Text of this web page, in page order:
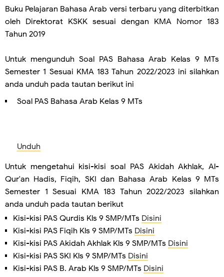
Buku Pelajaran Bahasa Arab versi terbaru yang diterbitkan
oleh Direktorat KSKK sesuai dengan KMA Nomor 183
Tahun 2019
Untuk mengunduh Soal PAS Bahasa Arab Kelas 9 MTs
Semester 1 Sesuai KMA 183 Tahun 2022/2023 ini silahkan
anda unduh pada tautan berikut ini
Soal PAS Bahasa Arab Kelas 9 MTs
Unduh
Untuk mengetahui kisi-kisi soal PAS Akidah Akhlak, Al-
Qur'an Hadis, Fiqih, SKI dan Bahasa Arab Kelas 9 MTs
Semester 1 Sesuai KMA 183 Tahun 2022/2023 silahkan
anda unduh pada tautan berikut
Kisi-kisi PAS Qurdis Kls 9 SMP/MTs Disini
Kisi-kisi PAS Fiqih Kls 9 SMP/MTs Disini
Kisi-kisi PAS Akidah Akhlak Kls 9 SMP/MTs Disini
Kisi-kisi PAS SKI Kls 9 SMP/MTs Disini
Kisi-kisi PAS B. Arab Kls 9 SMP/MTs Disini